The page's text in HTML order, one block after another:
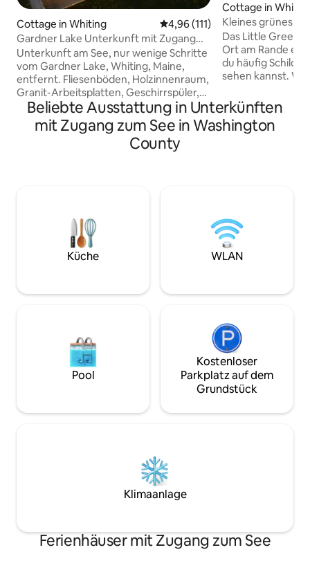
Cottage in Whiting Durchschnittliche Bewertung:
4,96 (111)
Gardner Lake Unterkunft mit Zugang
und Aussicht
Unterkunft am See, nur wenige Schritte
vom Gardner Lake, Whiting, Maine,
entfernt. Fliesenböden, Holzinnenraum,
Granit-Arbeitsplatten, Geschirrspüler,
Waschmaschine/Trockner,
Strahlungswärme und Wärmepumpe.
Fantastische
Aussicht/Sonnenuntergänge.
erfordern Referenzen. Zusätzliches
Doppelbett und Kinderbett im
Wohnbereich im Keller. Angrenzende
Hütte, falls im Sommer verfügbar,
Rauchen oder Dampfen in der
Cottage in
Kleines grünes
Das Little Green
Ort am Rande
du häufig
sehen kannst.
erleben. Acadia
Stunden
Park und
arbeiten müssen.
für die Miete,
anfragen.
Beliebte Ausstattung in Unterkünften
mit Zugang zum See in Washington
County
Küche WLAN
Pool
Kostenloser
Parkplatz auf dem
Grundstück
Klimaanlage
Ferienhäuser mit Zugang zum See